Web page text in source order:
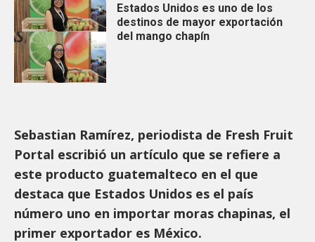
Estados Unidos es uno de los
destinos de mayor exportación
del mango chapín
Sebastian Ramírez, periodista de Fresh Fruit
Portal escribió un artículo que se refiere a
este producto guatemalteco en el que
destaca que Estados Unidos es el país
número uno en importar moras chapinas, el
primer exportador es México.